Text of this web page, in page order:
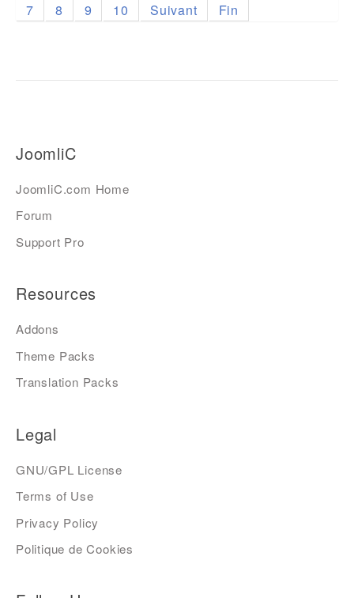
7
8 9 10 Suivant Fin
JoomliC
JoomliC.com Home
Forum
Support Pro
Resources
Addons
Theme Packs
Translation Packs
Legal
GNU/GPL License
Terms of Use
Privacy Policy
Politique de Cookies